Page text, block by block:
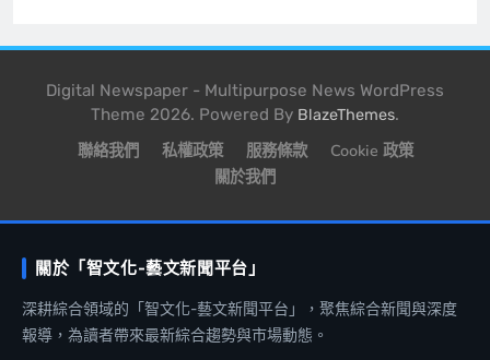
Digital Newspaper - Multipurpose News WordPress
Theme 2026. Powered By BlazeThemes.
聯絡我們 私權政策 服務條款
Cookie 政策
關於我們
關於「智文化-藝文新聞平台」
深耕綜合領域的「智文化-藝文新聞平台」，聚焦綜合新聞與深度
報導，為讀者帶來最新綜合趨勢與市場動態。